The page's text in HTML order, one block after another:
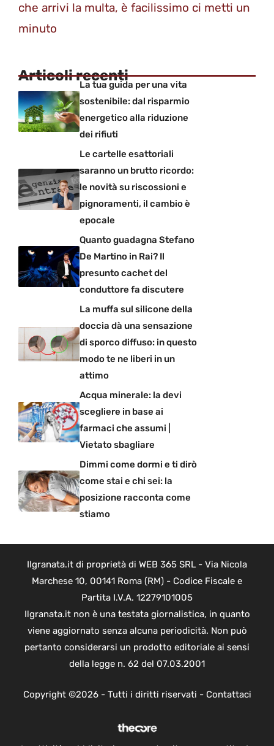
che arrivi la multa, è facilissimo ci metti un
minuto
Articoli recenti
La tua guida per una vita
sostenibile: dal risparmio
energetico alla riduzione
dei rifiuti
Le cartelle esattoriali
saranno un brutto ricordo:
le novità su riscossioni e
pignoramenti, il cambio è
epocale
Quanto guadagna Stefano
De Martino in Rai? Il
presunto cachet del
conduttore fa discutere
La muffa sul silicone della
doccia dà una sensazione
di sporco diffuso: in questo
modo te ne liberi in un
attimo
Acqua minerale: la devi
scegliere in base ai
farmaci che assumi |
Vietato sbagliare
Dimmi come dormi e ti dirò
come stai e chi sei: la
posizione racconta come
stiamo
Ilgranata.it di proprietà di WEB 365 SRL - Via Nicola
Marchese 10, 00141 Roma (RM) - Codice Fiscale e
Partita I.V.A. 12279101005
Ilgranata.it non è una testata giornalistica, in quanto
viene aggiornato senza alcuna periodicità. Non può
pertanto considerarsi un prodotto editoriale ai sensi
della legge n. 62 del 07.03.2001
Copyright ©2026 - Tutti i diritti riservati - Contattaci